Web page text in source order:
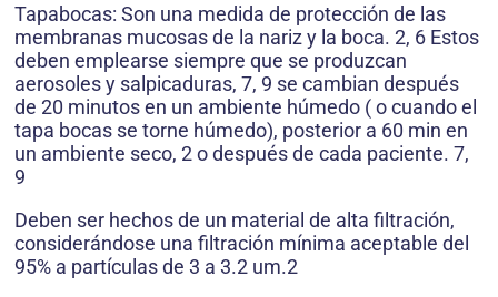
Tapabocas: Son una medida de protección de las
membranas mucosas de la nariz y la boca. 2, 6 Estos
deben emplearse siempre que se produzcan
aerosoles y salpicaduras, 7, 9 se cambian después
de 20 minutos en un ambiente húmedo ( o cuando el
tapa bocas se torne húmedo), posterior a 60 min en
un ambiente seco, 2 o después de cada paciente. 7,
9
Deben ser hechos de un material de alta filtración,
considerándose una filtración mínima aceptable del
95% a partículas de 3 a 3.2 um.2